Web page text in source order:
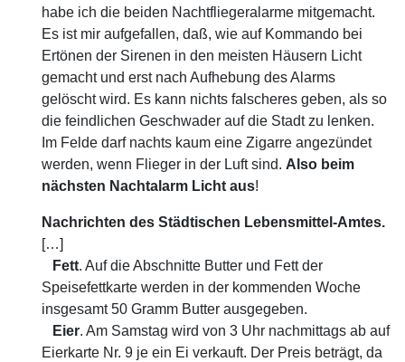
habe ich die beiden Nachtfliegeralarme mitgemacht.
Es ist mir aufgefallen, daß, wie auf Kommando bei
Ertönen der Sirenen in den meisten Häusern Licht
gemacht und erst nach Aufhebung des Alarms
gelöscht wird. Es kann nichts falscheres geben, als so
die feindlichen Geschwader auf die Stadt zu lenken.
Im Felde darf nachts kaum eine Zigarre angezündet
werden, wenn Flieger in der Luft sind. Also beim
nächsten Nachtalarm Licht aus!
Nachrichten des Städtischen Lebensmittel-Amtes.
[…]
Fett. Auf die Abschnitte Butter und Fett der
Speisefettkarte werden in der kommenden Woche
insgesamt 50 Gramm Butter ausgegeben.
Eier. Am Samstag wird von 3 Uhr nachmittags ab auf
Eierkarte Nr. 9 je ein Ei verkauft. Der Preis beträgt, da